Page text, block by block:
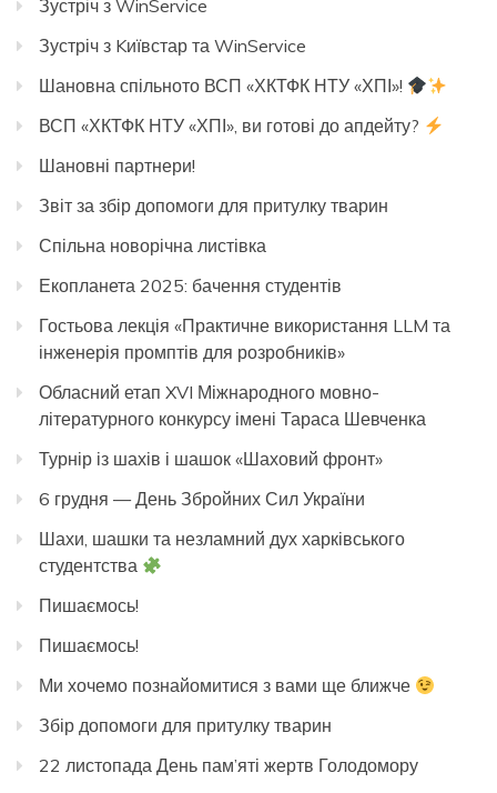
Зустріч з WinService
Зустріч з Kиївстар та WinService
Шановна спільното ВСП «ХКТФК НТУ «ХПІ»!
ВСП «ХКТФК НТУ «ХПІ», ви готові до апдейту?
Шановні партнери!
Звіт за збір допомоги для притулку тварин
Спільна новорічна листівка
Екопланета 2025: бачення студентів
Гостьова лекція «Практичне використання LLM та
інженерія промптів для розробників»
Обласний етап XVI Міжнародного мовно-
літературного конкурсу імені Тараса Шевченка
Турнір із шахів і шашок «Шаховий фронт»
6 грудня — День Збройних Сил України
Шахи, шашки та незламний дух харківського
студентства
Пишаємось!
Пишаємось!
Ми хочемо познайомитися з вами ще ближче
Збір допомоги для притулку тварин
22 листопада День пам’яті жертв Голодомору